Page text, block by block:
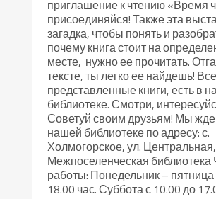
приглашение к чтению «Время
присоединяйся! Также эта
загадка, чтобы понять и
почему книга стоит на
месте, нужно ее прочитать.
тексте, ты легко ее найдешь! Все
представленные книги, есть в
библиотеке. Смотри,
Советуй своим друзьям! Мы
нашей библиотеке по адресу: с.
Холмогорское, ул.
Межпоселенческая
работы: Понедельник – пятница
18.00 час. Суббота с 10.00 до